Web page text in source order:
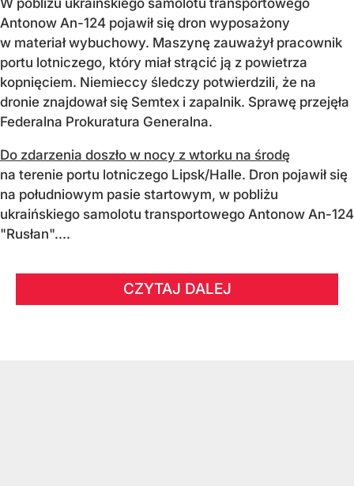
W pobliżu ukraińskiego samolotu transportowego
Antonow An-124 pojawił się dron wyposażony
w materiał wybuchowy. Maszynę zauważył pracownik
portu lotniczego, który miał strącić ją z powietrza
kopnięciem. Niemieccy śledczy potwierdzili, że na
dronie znajdował się Semtex i zapalnik. Sprawę przejęła
Federalna Prokuratura Generalna.
Do zdarzenia doszło w nocy z wtorku na środę
na terenie portu lotniczego Lipsk/Halle. Dron pojawił się
na południowym pasie startowym, w pobliżu
ukraińskiego samolotu transportowego Antonow An-124
"Rusłan"....
CZYTAJ DALEJ